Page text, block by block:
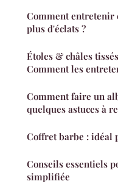
Comment entretenir
plus d'éclats ?
Étoles & châles
Comment les
Comment faire un
quelques astuces à
Coffret barbe : idéal
Conseils essentiels
simplifiée